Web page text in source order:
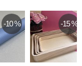
-10 % -15 %